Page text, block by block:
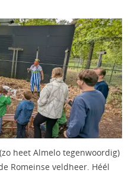
heet Almelo tegenwoordig)
Romeinse veldheer. Héél